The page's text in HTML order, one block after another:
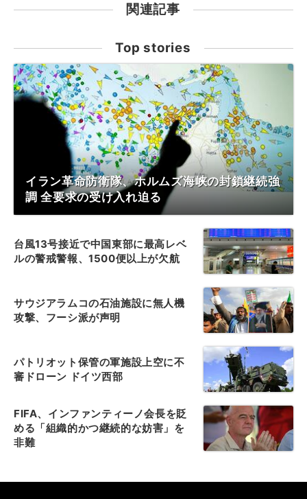
関連記事
Top stories
イラン革命防衛隊、ホルムズ海峡の封鎖継続強
調 全要求の受け入れ迫る
台風13号接近で中国東部に最高レベ
ルの警戒警報、1500便以上が欠航
サウジアラムコの石油施設に無人機
攻撃、フーシ派が声明
パトリオット保管の軍施設上空に不
審ドローン ドイツ西部
FIFA、インファンティーノ会長を貶
める「組織的かつ継続的な妨害」を
非難